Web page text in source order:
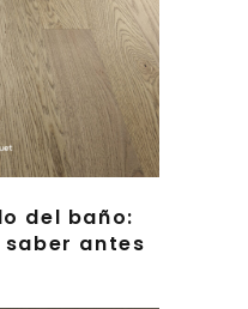
del baño:
antes